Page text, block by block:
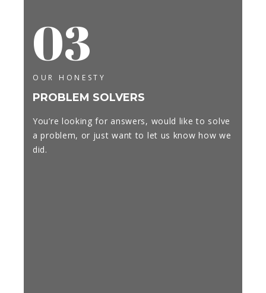
03
OUR HONESTY
PROBLEM SOLVERS
You’re looking for answers, would like to solve
a problem, or just want to let us know how we
did.